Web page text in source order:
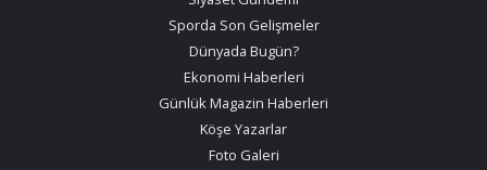
Sporda Son Gelişmeler
Dünyada Bugün?
Ekonomi Haberleri
Günlük Magazin Haberleri
Köşe Yazarlar
Foto Galeri